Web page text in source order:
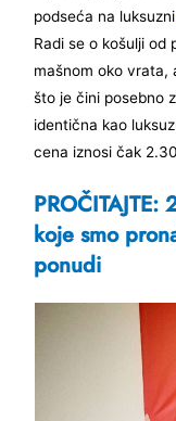
podseća na
Radi se o košulji od
mašnom oko vrata,
što je čini posebno
identična kao
cena iznosi čak
koje smo
ponudi